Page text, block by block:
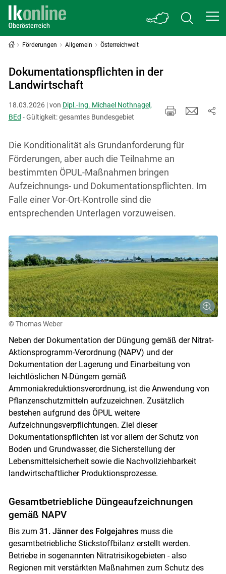
Förderungen Allgemein Österreichweit
Dokumentationspflichten in der
Landwirtschaft
18.03.2026 | von Dipl.-Ing. Michael Nothnagel,
BEd - Gültigkeit: gesamtes Bundesgebiet
Die Konditionalität als Grundanforderung für
Förderungen, aber auch die Teilnahme an
bestimmten ÖPUL-Maßnahmen bringen
Aufzeichnungs- und Dokumentationspflichten. Im
Falle einer Vor-Ort-Kontrolle sind die
entsprechenden Unterlagen vorzuweisen.
© Thomas Weber
Neben der Dokumentation der Düngung gemäß der Nitrat-
Aktionsprogramm-Verordnung (NAPV) und der
Dokumentation der Lagerung und Einarbeitung von
leichtlöslichen N-Düngern gemäß
Ammoniakreduktionsverordnung, ist die Anwendung von
Pflanzenschutzmitteln aufzuzeichnen. Zusätzlich
bestehen aufgrund des ÖPUL weitere
Aufzeichnungsverpflichtungen. Ziel dieser
Dokumentationspflichten ist vor allem der Schutz von
Boden und Grundwasser, die Sicherstellung der
Lebensmittelsicherheit sowie die Nachvollziehbarkeit
landwirtschaftlicher Produktionsprozesse.
Gesamtbetriebliche Düngeaufzeichnungen
gemäß NAPV
Bis zum 31. Jänner des Folgejahresmuss die
gesamtbetriebliche Stickstoffbilanz erstellt werden.
Betriebe in sogenannten Nitratrisikogebieten - also
Regionen mit verstärkten Maßnahmen zum Schutz des